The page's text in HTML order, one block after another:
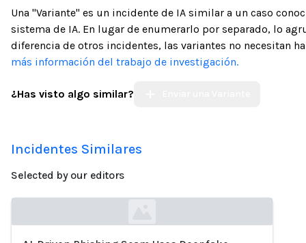
Una "Variante" es un incidente de IA similar a un caso
sistema de IA. En lugar de enumerarlo por separado, lo
diferencia de otros incidentes, las variantes no necesitan
más información del trabajo de investigación.
¿Has visto algo similar?
Incidentes Similares
Selected by our editors